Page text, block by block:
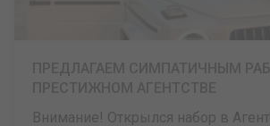
Внимание! Открылся набор в